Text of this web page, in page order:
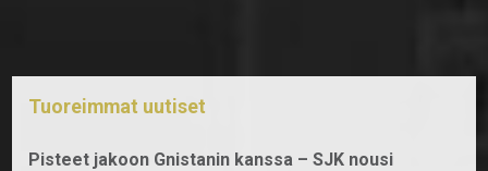
Tuoreimmat uutiset
Pisteet jakoon Gnistanin kanssa – SJK nousi